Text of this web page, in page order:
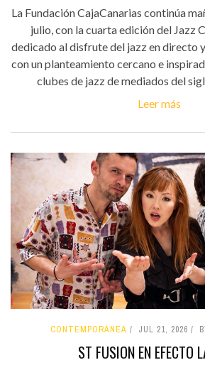
La Fundación CajaCanarias continúa
julio, con la cuarta edición del Jazz
dedicado al disfrute del jazz en directo
con un planteamiento cercano e
clubes de jazz de mediados del
Leer más
CONTEMPORÁNEA JUL 21, 2026
ST FUSION EN EFECTO